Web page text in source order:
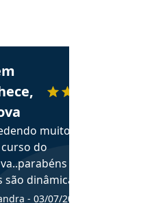
Alessandra recomenda o Aprova
muito no
do
pelas
são dinâmicas e
a entender
- 03/07/2025